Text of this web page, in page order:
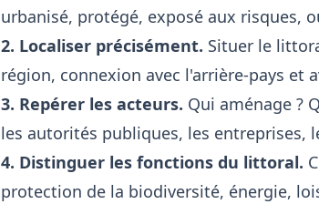
urbanisé, protégé, exposé aux risques,
2. Localiser précisément. Situer le
région, connexion avec l'arrière-pays et
3. Repérer les acteurs. Qui aménage ?
les autorités publiques, les entreprises,
4. Distinguer les fonctions du littoral.
protection de la biodiversité, énergie,